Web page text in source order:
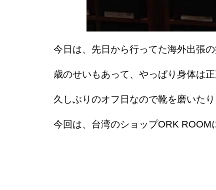
今日は、先日から行ってた海外出張
歳のせいもあって、やっぱり身体は
久しぶりのオフ日なので靴を磨いた
今回は、台湾のショップORK ROOM